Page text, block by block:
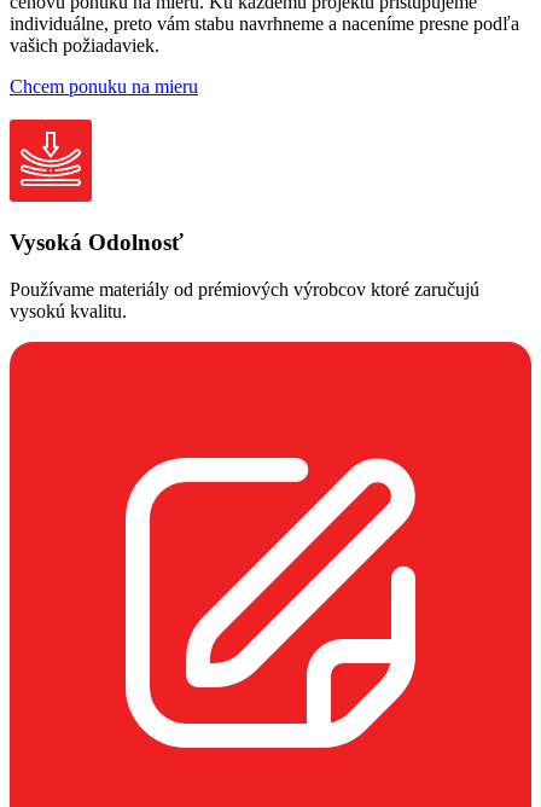
individuálne, preto vám stabu navrhneme a naceníme presne podľa
vašich požiadaviek.
Chcem ponuku na mieru
Vysoká Odolnosť
Používame materiály od prémiových výrobcov ktoré zaručujú
vysokú kvalitu.